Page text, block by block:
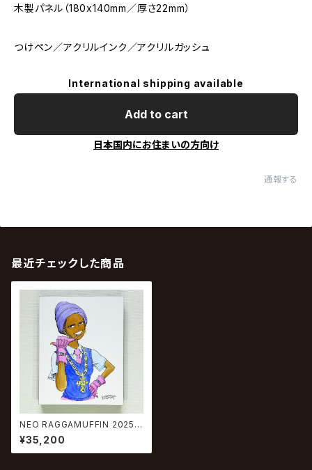
木製パネル（180x140mm／厚さ22mm）
つけペン／アクリルインク／アクリルガッシュ
International shipping available
Add to cart
日本国内にお住まいの方向け
通報する
最近チェックした商品
NEO RAGGAMUFFIN 2025 #
8
¥35,200